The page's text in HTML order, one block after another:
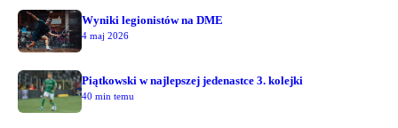
Wyniki legionistów na DME
4 maj 2026
Piątkowski w najlepszej jedenastce 3. kolejki
40 min temu